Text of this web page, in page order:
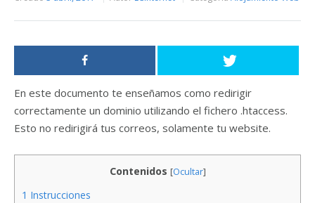
En este documento te enseñamos como redirigir
correctamente un dominio utilizando el fichero .htaccess.
Esto no redirigirá tus correos, solamente tu website.
Contenidos [Ocultar]
1 Instrucciones